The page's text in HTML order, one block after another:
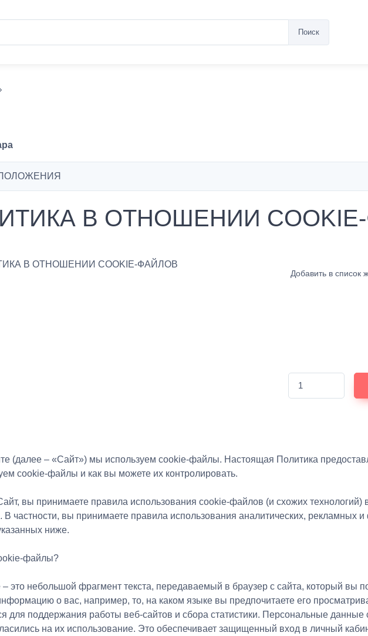
Поиск
В ОТНОШЕНИИ
Добавить в список
(далее – «Сайт») мы используем cookie-файлы. Настоящая Политика
cookie-файлы и как вы можете их контролировать.
вы принимаете правила использования cookie-файлов (и схожих технологий)
В частности, вы принимаете правила использования аналитических, рекламных
ниже.
файлы?
это небольшой фрагмент текста, передаваемый в браузер с сайта, который вы
о вас, например, то, на каком языке вы предпочитаете его
для поддержания работы веб-сайтов и сбора статистики. Персональные
на их использование. Это обеспечивает защищенный вход в личный